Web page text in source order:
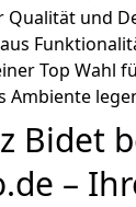
Qualität und
Top Wahl
Ambiente
Bidet
–